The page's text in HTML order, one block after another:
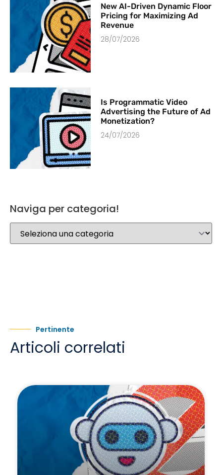
New AI-Driven Dynamic Floor
Pricing for Maximizing Ad
Revenue
28/07/2026
Is Programmatic Video
Advertising the Future of Ad
Monetization?
24/07/2026
Naviga per categoria!
Pertinente
Articoli correlati